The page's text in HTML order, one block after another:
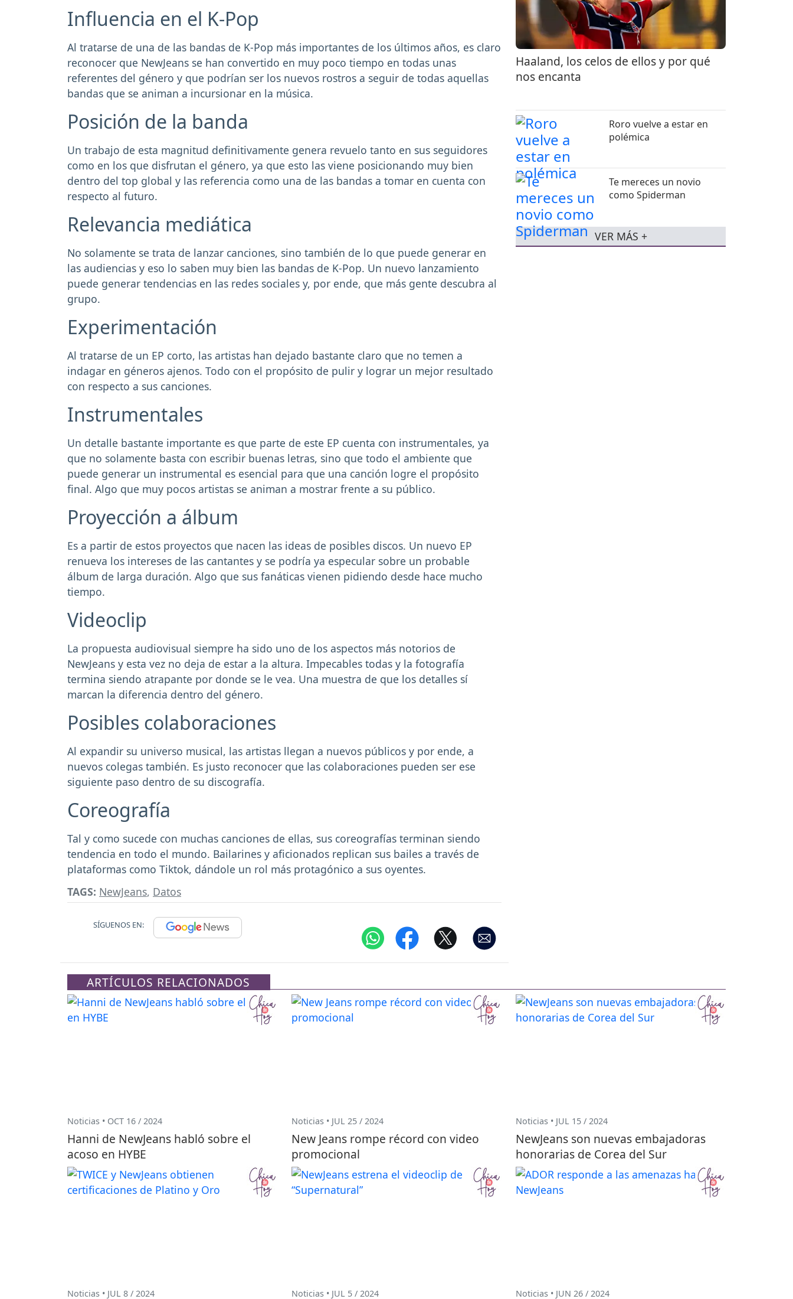
Influencia en el K-Pop
Al tratarse de una de las bandas de K-Pop más importantes de los últimos años, es claro
reconocer que NewJeans se han convertido en muy poco tiempo en todas unas
referentes del género y que podrían ser los nuevos rostros a seguir de todas aquellas
bandas que se animan a incursionar en la música.
Posición de la banda
Un trabajo de esta magnitud definitivamente genera revuelo tanto en sus seguidores
como en los que disfrutan el género, ya que esto las viene posicionando muy bien
dentro del top global y las referencia como una de las bandas a tomar en cuenta con
respecto al futuro.
Relevancia mediática
No solamente se trata de lanzar canciones, sino también de lo que puede generar en
las audiencias y eso lo saben muy bien las bandas de K-Pop. Un nuevo lanzamiento
puede generar tendencias en las redes sociales y, por ende, que más gente descubra al
grupo.
Experimentación
Al tratarse de un EP corto, las artistas han dejado bastante claro que no temen a
indagar en géneros ajenos. Todo con el propósito de pulir y lograr un mejor resultado
con respecto a sus canciones.
Instrumentales
Un detalle bastante importante es que parte de este EP cuenta con instrumentales, ya
que no solamente basta con escribir buenas letras, sino que todo el ambiente que
puede generar un instrumental es esencial para que una canción logre el propósito
final. Algo que muy pocos artistas se animan a mostrar frente a su público.
Proyección a álbum
Es a partir de estos proyectos que nacen las ideas de posibles discos. Un nuevo EP
renueva los intereses de las cantantes y se podría ya especular sobre un probable
álbum de larga duración. Algo que sus fanáticas vienen pidiendo desde hace mucho
tiempo.
Videoclip
La propuesta audiovisual siempre ha sido uno de los aspectos más notorios de
NewJeans y esta vez no deja de estar a la altura. Impecables todas y la fotografía
termina siendo atrapante por donde se le vea. Una muestra de que los detalles sí
marcan la diferencia dentro del género.
Posibles colaboraciones
Al expandir su universo musical, las artistas llegan a nuevos públicos y por ende, a
nuevos colegas también. Es justo reconocer que las colaboraciones pueden ser ese
siguiente paso dentro de su discografía.
Coreografía
Tal y como sucede con muchas canciones de ellas, sus coreografías terminan siendo
tendencia en todo el mundo. Bailarines y aficionados replican sus bailes a través de
plataformas como Tiktok, dándole un rol más protagónico a sus oyentes.
TAGS: NewJeans, Datos
SÍGUENOS EN:
Haaland, los celos de ellos y por qué
nos encanta
Roro vuelve a estar en
polémica
Te mereces un novio
como Spiderman
VER MÁS +
ARTÍCULOS RELACIONADOS
Noticias • OCT 16 / 2024
Hanni de NewJeans habló sobre el
acoso en HYBE
Noticias • JUL 25 / 2024
New Jeans rompe récord con video
promocional
Noticias • JUL 15 / 2024
NewJeans son nuevas embajadoras
honorarias de Corea del Sur
Noticias • JUL 8 / 2024 Noticias • JUL 5 / 2024 Noticias • JUN 26 / 2024